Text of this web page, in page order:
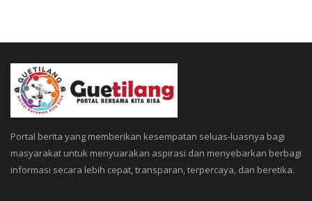
Portal berita yang memberikan kesempatan seluas-luasnya bagi
masyarakat untuk menyuarakan aspirasi dan menyebarkan berbagi
informasi secara lebih cepat, transparan, terpercaya, dan beretika.